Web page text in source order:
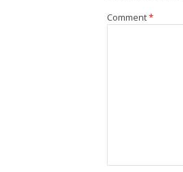
Comment*